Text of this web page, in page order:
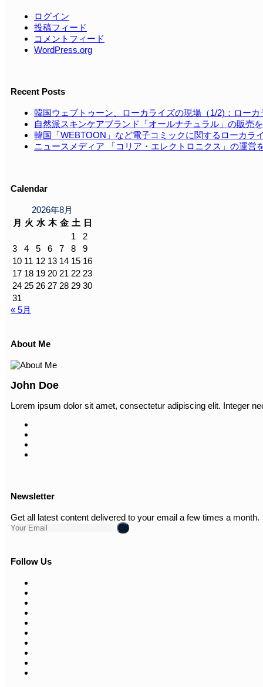
ログイン
投稿フィード
コメントフィード
WordPress.org
Recent Posts
韓国ウェブトゥーン、ローカライズの現場（1/2)：ロー
自然派スキンケアブランド「オールナチュラル」の販売
韓国「WEBTOON」など電⼦コミックに関するローカラ
ニュースメディア 「コリア・エレクトロニクス」の運営
Calendar
2026年8月
月 火 水 木 金 土 日
1
2
3
4 5 6 7 8
9
10 11 12 13 14 15 16
17 18 19 20 21 22 23
24 25 26 27 28 29 30
31
« 5月
About Me
John Doe
Lorem ipsum dolor sit amet, consectetur adipiscing elit. Integer
Newsletter
Get all latest content delivered to your email a few times a month.
Go
Follow Us